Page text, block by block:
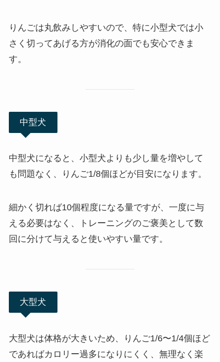
りんごは丸飲みしやすいので、特に小型犬では小
さく切ってあげる方が消化の面でも安心できま
す。
中型犬
中型犬になると、小型犬よりも少し量を増やして
も問題なく、りんご1/8個ほどが目安になります。
細かく切れば10個程度になる量ですが、一度に与
える必要はなく、トレーニングのご褒美として数
回に分けて与えると使いやすい量です。
大型犬
大型犬は体格が大きいため、りんご1/6〜1/4個ほど
であればカロリー過多になりにくく、無理なく楽